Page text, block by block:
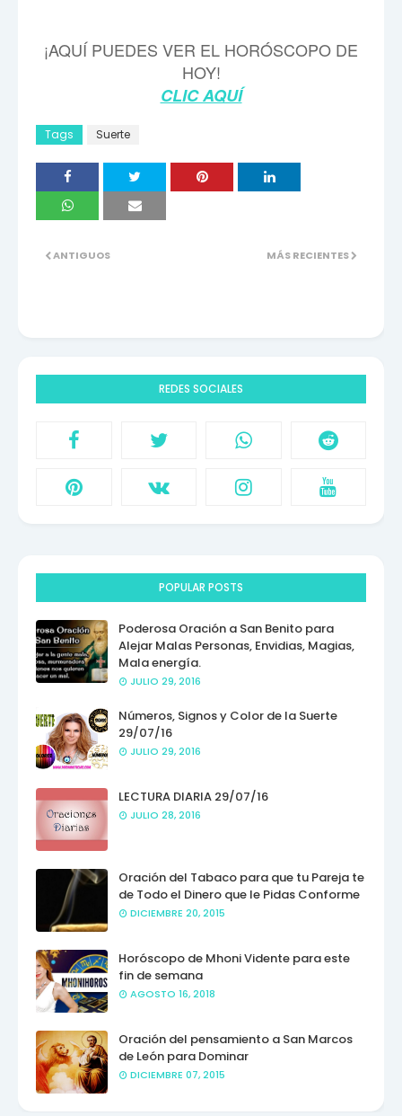
¡AQUÍ PUEDES VER EL HORÓSCOPO DE
HOY!
CLIC AQUÍ
Tags Suerte
MÁS RECIENTES
ANTIGUOS
REDES SOCIALES
POPULAR POSTS
Poderosa Oración a San Benito para
Alejar Malas Personas, Envidias, Magias,
Mala energía.
JULIO 29, 2016
Números, Signos y Color de la Suerte
29/07/16
JULIO 29, 2016
LECTURA DIARIA 29/07/16
JULIO 28, 2016
Oración del Tabaco para que tu Pareja te
de Todo el Dinero que le Pidas Conforme
DICIEMBRE 20, 2015
Horóscopo de Mhoni Vidente para este
fin de semana
AGOSTO 16, 2018
Oración del pensamiento a San Marcos
de León para Dominar
DICIEMBRE 07, 2015